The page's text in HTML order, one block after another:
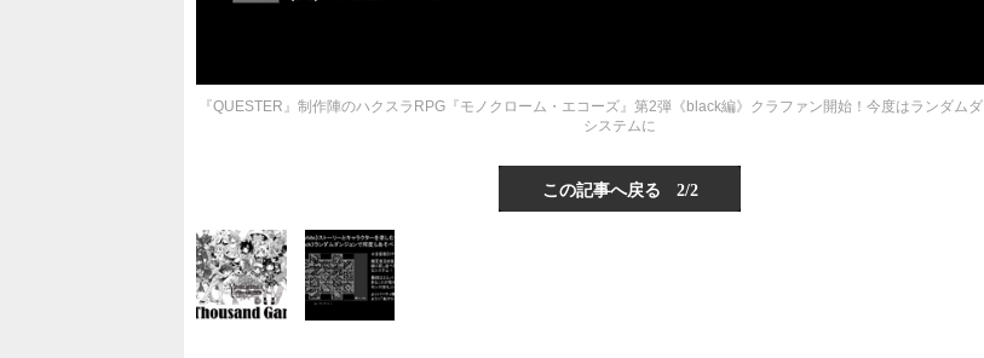
『QUESTER』制作陣のハクスラRPG『モノクローム・エコーズ』第2弾《black編》クラファン開始！今度はランダム
システムに
この記事へ戻る 2/2